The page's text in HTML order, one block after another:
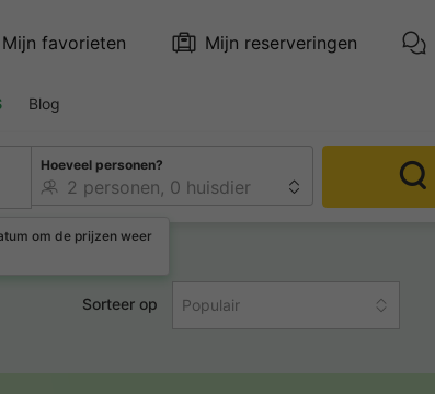
Mijn favorieten Mijn reserveringen
Blog
om de prijzen weer
Hoeveel personen?
Sorteer op Populair